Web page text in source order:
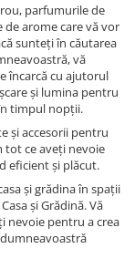
parfumurile de
de arome care vă vor
sunteți în căutarea
vă
încarcă cu ajutorul
și lumina pentru
timpul nopții.
și accesorii pentru
tot ce aveți nevoie
eficient și plăcut.
și grădina în spații
și Grădină. Vă
nevoie pentru a crea